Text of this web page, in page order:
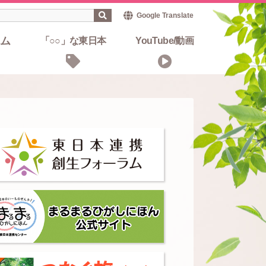
「○○」な東日本 YouTube/動画
Google Translate